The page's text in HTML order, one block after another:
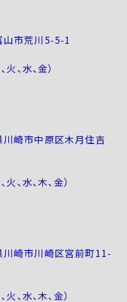
市荒川5-5-1
、水、金）
崎市中原区木月住吉
、水、木、金）
崎市川崎区宮前町11-
、水、木、金）